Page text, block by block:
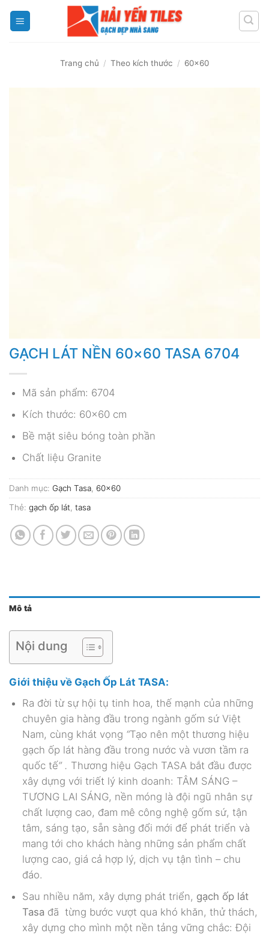
Trang chủ / Theo kích thước / 60x60
GẠCH LÁT NỀN 60×60 TASA 6704
Mã sản phẩm: 6704
Kích thước: 60×60 cm
Bề mặt siêu bóng toàn phần
Chất liệu Granite
Danh mục: Gạch Tasa 60x60
Thẻ: gạch ốp lát tasa
Mô tả
Nội dung
Giới thiệu về Gạch Ốp Lát TASA:
Ra đời từ sự hội tụ tinh hoa, thế mạnh của những
chuyên gia hàng đầu trong ngành gốm sứ Việt
Nam, cùng khát vọng “Tạo nên một thương hiệu
gạch ốp lát hàng đầu trong nước và vươn tầm ra
quốc tế” . Thương hiệu Gạch TASA bắt đầu được
xây dựng với triết lý kinh doanh: TÂM SÁNG –
TƯƠNG LAI SÁNG, nền móng là đội ngũ nhân sự
chất lượng cao, đam mê công nghệ gốm sứ, tận
tâm, sáng tạo, sẵn sàng đổi mới để phát triển và
mang tới cho khách hàng những sản phẩm chất
lượng cao, giá cả hợp lý, dịch vụ tận tình – chu
đáo.
Sau nhiều năm, xây dựng phát triển, gạch ốp lát
Tasa đã từng bước vượt qua khó khăn, thử thách,
xây dựng cho mình một nền tảng vững chắc: Đội